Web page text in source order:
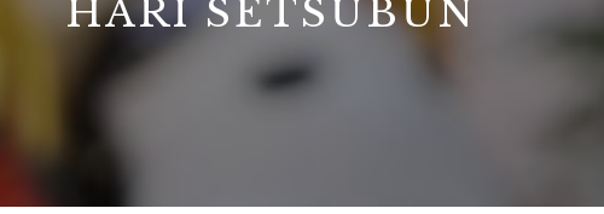
HARI SETSUBUN